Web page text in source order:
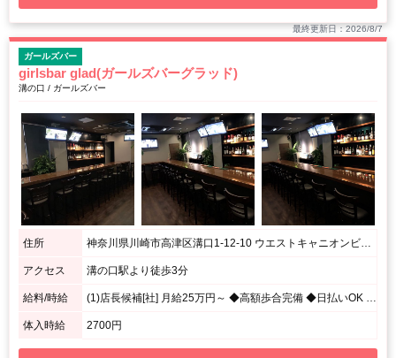
最終更新日：2026/8/7
ガールズバー
girlsbar glad(ガールズバーグラッド)
溝の口 / ガールズバー
住所
アクセス 溝の口駅より徒歩3分
給料/時給
体入時給 2700円